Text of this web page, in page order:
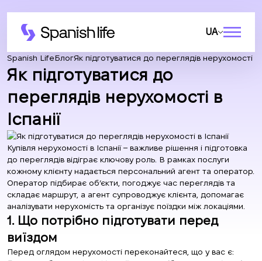
UA
Spanish LifeБлогЯк підготуватися до переглядів нерухомості в
Як підготуватися до
переглядів нерухомості в
Іспанії
Купівля нерухомості в Іспанії – важливе рішення і підготовка
до переглядів відіграє ключову роль. В рамках послуги
кожному клієнту надається персональний агент та оператор.
Оператор підбирає об’єкти, погоджує час переглядів та
складає маршрут, а агент супроводжує клієнта, допомагає
аналізувати нерухомість та організує поїздки між локаціями.
1. Що потрібно підготувати перед
виїздом
Перед оглядом нерухомості переконайтеся, що у вас є: